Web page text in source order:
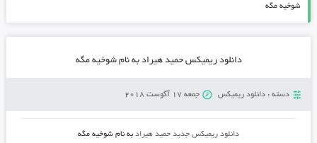
شوخیه مگه
دانلود ریمیکس حمید هیراد به نام شوخیه مگه
دسته : دانلود ریمیکس جمعه 17 آگوست 2018
دانلود ریمیکس جدید حمید هیرادبه نام شوخیه مگه